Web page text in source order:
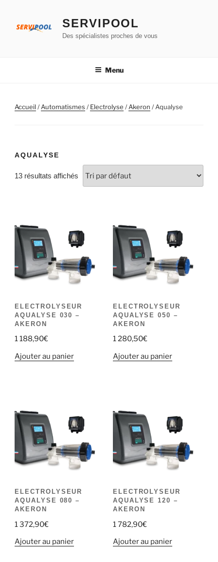
contenu
SERVIPOOL
Des spécialistes proches de vous
Menu
Accueil/Automatismes /Electrolyse /Akeron / Aqualyse
AQUALYSE
13 résultats affichés
ELECTROLYSEUR
AQUALYSE 030 –
AKERON
1 188,90€
Ajouter au panier
ELECTROLYSEUR
AQUALYSE 050 –
AKERON
1 280,50€
Ajouter au panier
ELECTROLYSEUR
AQUALYSE 080 –
AKERON
1 372,90€
Ajouter au panier
ELECTROLYSEUR
AQUALYSE 120 –
AKERON
1 782,90€
Ajouter au panier